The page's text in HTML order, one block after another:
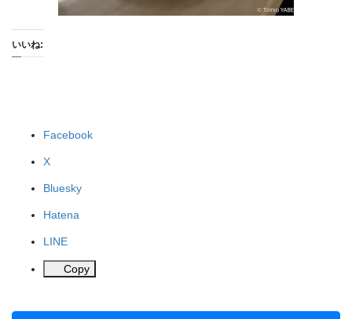
いいね:
Facebook
X
Bluesky
Hatena
LINE
Copy